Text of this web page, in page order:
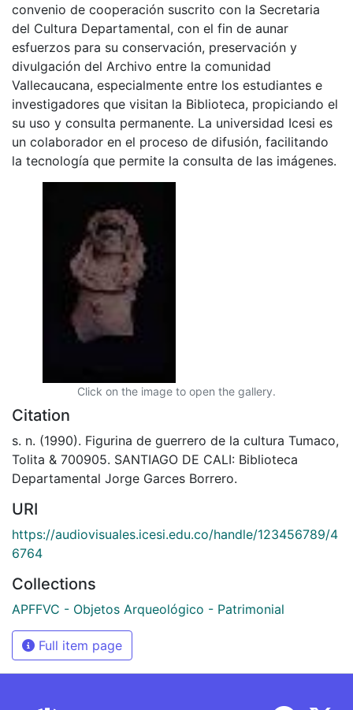
convenio de cooperación suscrito con la Secretaria
del Cultura Departamental, con el fin de aunar
esfuerzos para su conservación, preservación y
divulgación del Archivo entre la comunidad
Vallecaucana, especialmente entre los estudiantes e
investigadores que visitan la Biblioteca, propiciando el
su uso y consulta permanente. La universidad Icesi es
un colaborador en el proceso de difusión, facilitando
la tecnología que permite la consulta de las imágenes.
Click on the image to open the gallery.
Citation
s. n. (1990). Figurina de guerrero de la cultura Tumaco,
Tolita & 700905. SANTIAGO DE CALI: Biblioteca
Departamental Jorge Garces Borrero.
URI
https://audiovisuales.icesi.edu.co/handle/123456789/4
6764
Collections
APFFVC - Objetos Arqueológico - Patrimonial
Full item page